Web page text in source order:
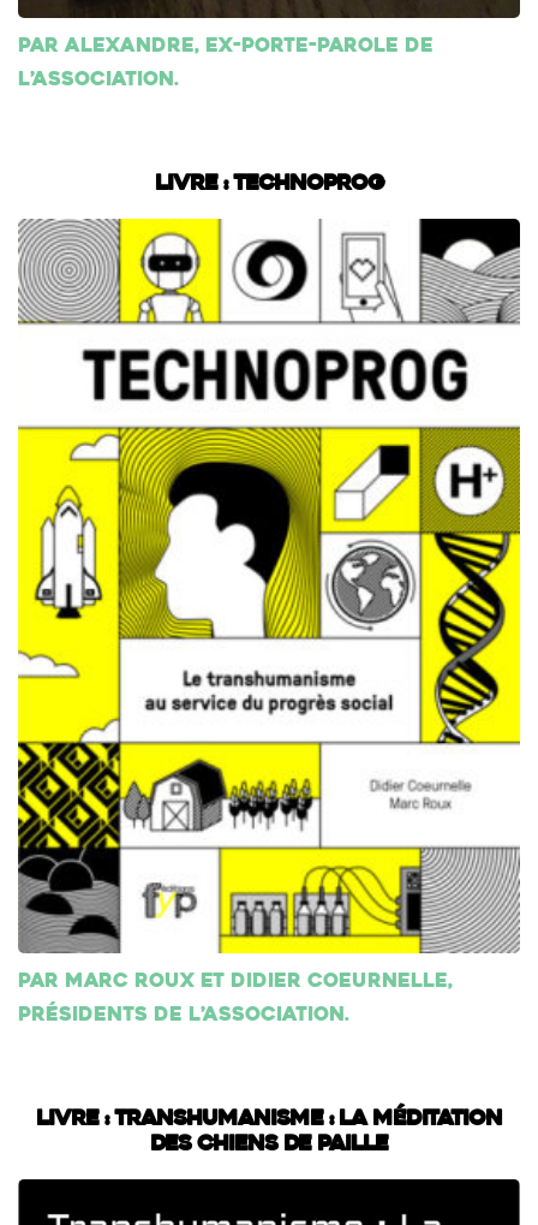
Par Alexandre, ex-porte-parole de
l’association.
Livre : Technoprog
Par Marc Roux et Didier Coeurnelle,
présidents de l’association.
Livre : Transhumanisme : La méditation
des chiens de paille